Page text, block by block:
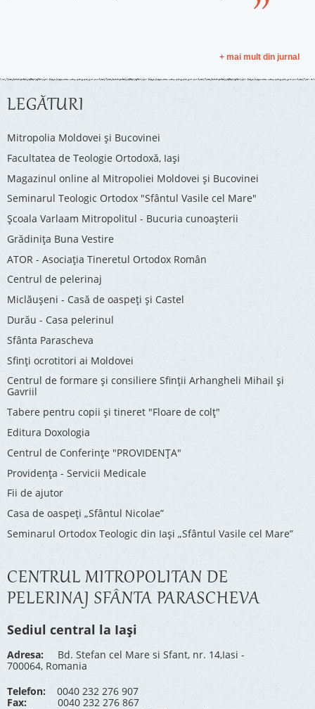
+ mai mult din jurnal
LEGĂTURI
Mitropolia Moldovei și Bucovinei
Facultatea de Teologie Ortodoxă, Iaşi
Magazinul online al Mitropoliei Moldovei și Bucovinei
Seminarul Teologic Ortodox "Sfântul Vasile cel Mare"
Şcoala Varlaam Mitropolitul - Bucuria cunoaşterii
Grădinița Buna Vestire
ATOR - Asociaţia Tineretul Ortodox Român
Centrul de pelerinaj
Miclăușeni - Casă de oaspeţi şi Castel
Durău - Casa pelerinul
Sfânta Parascheva
Sfinți ocrotitori ai Moldovei
Centrul de formare și consiliere Sfinții Arhangheli Mihail și
Gavriil
Tabere pentru copii şi tineret "Floare de colţ"
Editura Doxologia
Centrul de Conferinţe "PROVIDENŢA"
Providenţa - Servicii Medicale
Fii de ajutor
Casa de oaspeți „Sfântul Nicolae”
Seminarul Ortodox Teologic din Iași „Sfântul Vasile cel Mare”
CENTRUL MITROPOLITAN DE
PELERINAJ SFÂNTA PARASCHEVA
Sediul central la Iași
Adresa: Bd. Stefan cel Mare si Sfant, nr. 14,Iasi -
700064, Romania
Telefon: 0040 232 276 907
Fax: 0040 232 276 867